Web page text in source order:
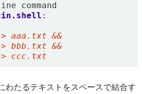
command
:
ccc.txt
わたるテキストをスペースで結合す